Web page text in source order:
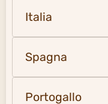
Italia
Spagna
Portogallo